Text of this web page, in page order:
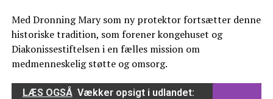
Med Dronning Mary som ny protektor fortsætter denne
historiske tradition, som forener kongehuset og
Diakonissestiftelsen i en fælles mission om
medmenneskelig støtte og omsorg.
LÆS OGSÅ Vækker opsigt i udlandet: